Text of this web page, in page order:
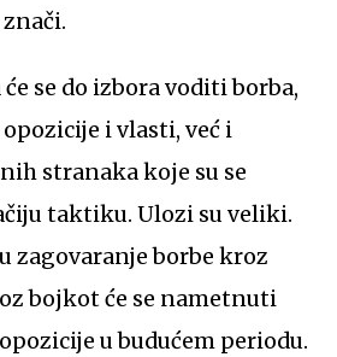
se do izbora voditi borba,
i vlasti, već i
stranaka koje su se
taktiku. Ulozi su veliki.
zagovaranje borbe kroz
bojkot će se nametnuti
u budućem periodu.